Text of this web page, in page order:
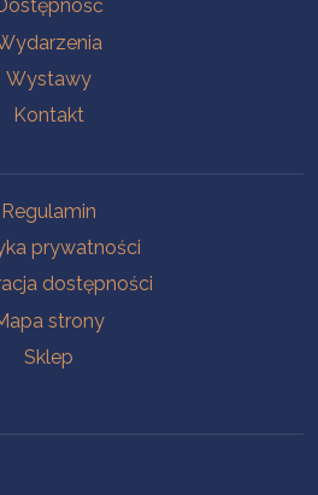
Wystawy
Kontakt
Regulamin
prywatności
dostępności
strony
Sklep